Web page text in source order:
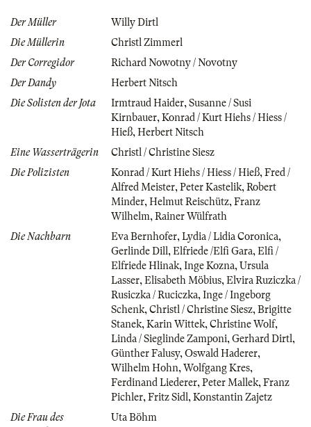
Der Müller
Willy Dirtl
Die Müllerin
Christl Zimmerl
Der Corregidor
Richard Nowotny / Novotny
Der Dandy
Herbert Nitsch
Die Solisten der Jota
Irmtraud Haider, Susanne / Susi
Kirnbauer, Konrad / Kurt Hiehs / Hiess /
Hieß, Herbert Nitsch
Eine Wasserträgerin
Christl / Christine Siesz
Die Polizisten
Konrad / Kurt Hiehs / Hiess / Hieß, Fred /
Alfred Meister, Peter Kastelik, Robert
Minder, Helmut Reischütz, Franz
Wilhelm, Rainer Wülfrath
Die Nachbarn
Eva Bernhofer, Lydia / Lidia Coronica,
Gerlinde Dill , Elfriede /Elfi Gara, Elfi /
Elfriede Hlinak, Inge Kozna, Ursula
Lasser, Elisabeth Möbius, Elvira Ruziczka /
Rusiczka / Ruciczka, Inge / Ingeborg
Schenk, Christl / Christine Siesz, Brigitte
Stanek, Karin Wittek, Christine Wolf,
Linda / Sieglinde Zamponi, Gerhard Dirtl ,
Günther Falusy, Oswald Haderer,
Wilhelm Hohn, Wolfgang Kres,
Ferdinand Liederer, Peter Mallek, Franz
Pichler, Fritz Sidl , Konstantin Zajetz
Die Frau des
Uta Böhm